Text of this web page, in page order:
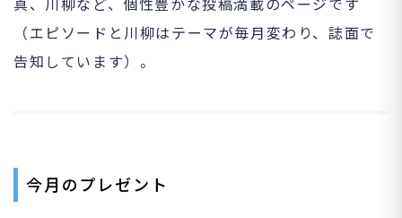
（エピソードと川柳はテーマが毎月変わり、誌面で
告知しています）。
今月のプレゼント